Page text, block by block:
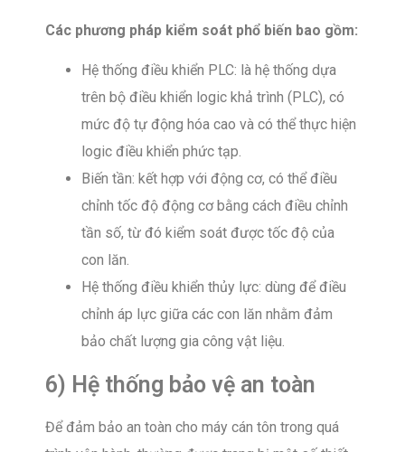
Các phương pháp kiểm soát phổ biến bao gồm:
Hệ thống điều khiển PLC: là hệ thống dựa
trên bộ điều khiển logic khả trình (PLC), có
mức độ tự động hóa cao và có thể thực hiện
logic điều khiển phức tạp.
Biến tần: kết hợp với động cơ, có thể điều
chỉnh tốc độ động cơ bằng cách điều chỉnh
tần số, từ đó kiểm soát được tốc độ của
con lăn.
Hệ thống điều khiển thủy lực: dùng để điều
chỉnh áp lực giữa các con lăn nhằm đảm
bảo chất lượng gia công vật liệu.
6) Hệ thống bảo vệ an toàn
Để đảm bảo an toàn cho máy cán tôn trong quá